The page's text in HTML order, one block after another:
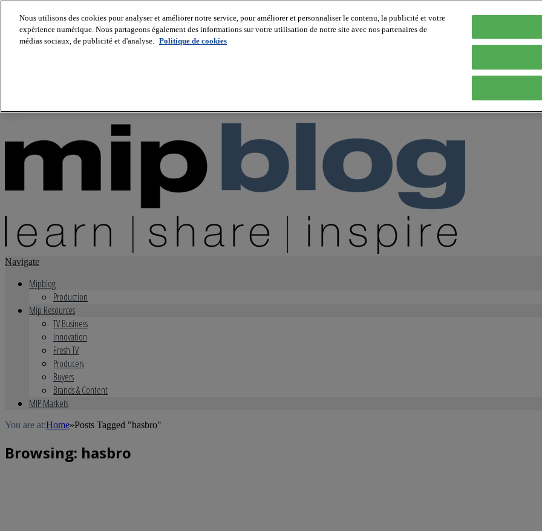
About us
Navigate
Mipblog
Production
Mip Resources
TV Business
Innovation
Fresh TV
Producers
Buyers
Brands & Content
MIP Markets
You are at:Home»Posts Tagged "hasbro"
Browsing: hasbro
Nous utilisons des cookies pour analyser et améliorer notre service, pour améliorer et personnaliser le contenu, la publicité et votre
expérience numérique. Nous partageons également des informations sur votre utilisation de notre site avec nos partenaires de
médias sociaux, de publicité et d'analyse. Politique de cookies